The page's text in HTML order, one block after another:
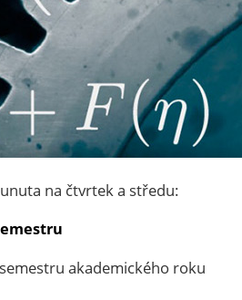
na čtvrtek a středu:
akademického roku